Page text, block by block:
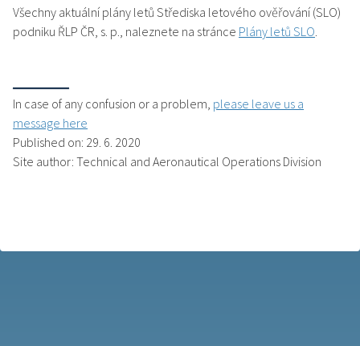
Všechny aktuální plány letů Střediska letového ověřování (SLO)
podniku ŘLP ČR, s. p., naleznete na stránce Plány letů SLO.
In case of any confusion or a problem, please leave us a
message here
Published on: 29. 6. 2020
Site author: Technical and Aeronautical Operations Division